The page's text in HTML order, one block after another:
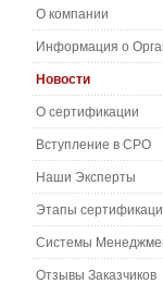
О компании
Информация о
Новости
О сертификации
Вступление в СРО
Наши Эксперты
Этапы
Системы
Отзывы Заказчиков